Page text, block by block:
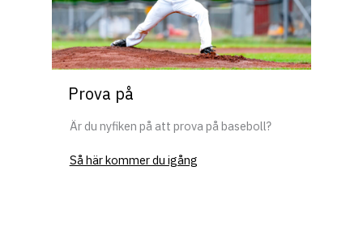
Prova på
Är du nyfiken på att prova på baseboll?
Så här kommer du igång